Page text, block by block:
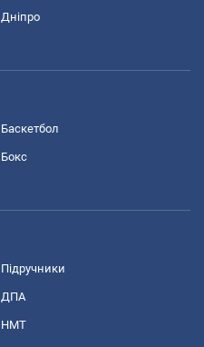
Дніпро
Баскетбол
Бокс
Підручники
ДПА
НМТ